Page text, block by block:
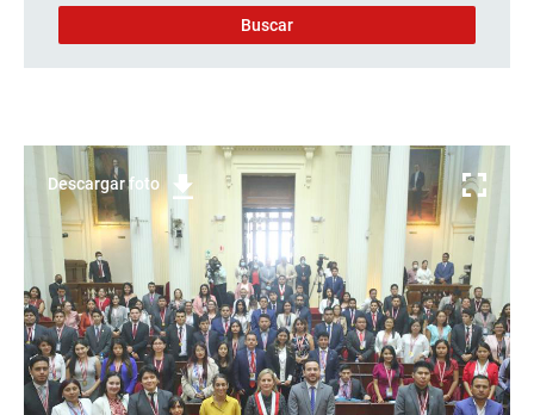
Descargar foto